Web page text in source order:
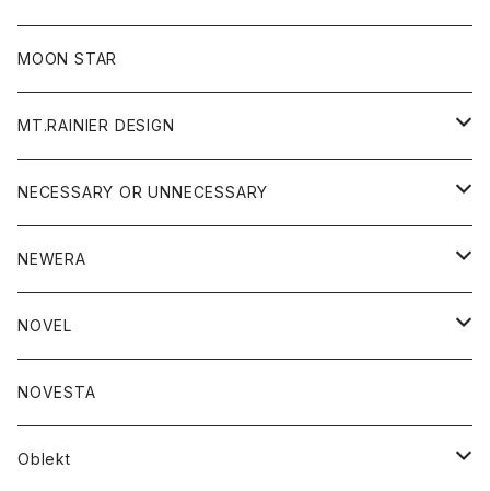
フリース
ジャケット
ニット
パンツ
帽子
MOON STAR
MT.RAINIER DESIGN
アウター
コート
ジャケット
アクセサリー
バッグ
グッズ
ウォレット
靴
トップス
ジャケット
ボトム
NECESSARY OR UNNECESSARY
アウター
コート
ジャケット
アクセサリー
バッグ
ブレスレット
グッズ
靴
トップス
NEWERA
帽子
NOVEL
トップス
カットソー
ボトム
NOVESTA
Oblekt